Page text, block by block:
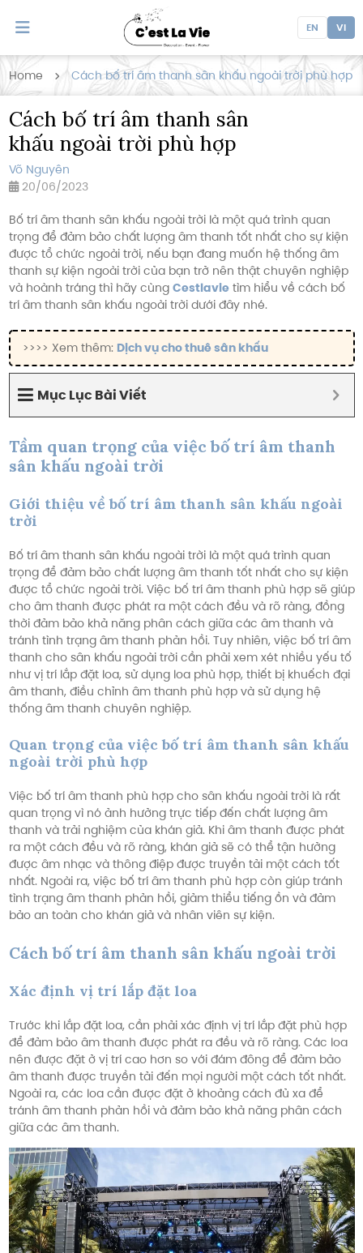
EN VI
Home Cách bố trí âm thanh sân khấu ngoài trời phù hợp
Cách bố trí âm thanh sân
khấu ngoài trời phù hợp
Võ Nguyên
20/06/2023
Bố trí âm thanh sân khấu ngoài trời là một quá trình quan
trọng để đảm bảo chất lượng âm thanh tốt nhất cho sự kiện
được tổ chức ngoài trời, nếu bạn đang muốn hệ thống âm
thanh sự kiện ngoài trời của bạn trở nên thật chuyên nghiệp
và hoành tráng thì hãy cùng Cestlavietìm hiểu về cách bố
trí âm thanh sân khấu ngoài trời dưới đây nhé.
>>>> Xem thêm: Dịch vụ cho thuê sân khấu
Mục Lục Bài Viết
Tầm quan trọng của việc bố trí âm thanh
sân khấu ngoài trời
Giới thiệu về bố trí âm thanh sân khấu ngoài
trời
Bố trí âm thanh sân khấu ngoài trời là một quá trình quan
trọng để đảm bảo chất lượng âm thanh tốt nhất cho sự kiện
được tổ chức ngoài trời. Việc bố trí âm thanh phù hợp sẽ giúp
cho âm thanh được phát ra một cách đều và rõ ràng, đồng
thời đảm bảo khả năng phân cách giữa các âm thanh và
tránh tình trạng âm thanh phản hồi. Tuy nhiên, việc bố trí âm
thanh cho sân khấu ngoài trời cần phải xem xét nhiều yếu tố
như vị trí lắp đặt loa, sử dụng loa phù hợp, thiết bị khuếch đại
âm thanh, điều chỉnh âm thanh phù hợp và sử dụng hệ
thống âm thanh chuyên nghiệp.
Quan trọng của việc bố trí âm thanh sân khấu
ngoài trời phù hợp
Việc bố trí âm thanh phù hợp cho sân khấu ngoài trời là rất
quan trọng vì nó ảnh hưởng trực tiếp đến chất lượng âm
thanh và trải nghiệm của khán giả. Khi âm thanh được phát
ra một cách đều và rõ ràng, khán giả sẽ có thể tận hưởng
được âm nhạc và thông điệp được truyền tải một cách tốt
nhất. Ngoài ra, việc bố trí âm thanh phù hợp còn giúp tránh
tình trạng âm thanh phản hồi, giảm thiểu tiếng ồn và đảm
bảo an toàn cho khán giả và nhân viên sự kiện.
Cách bố trí âm thanh sân khấu ngoài trời
Xác định vị trí lắp đặt loa
Trước khi lắp đặt loa, cần phải xác định vị trí lắp đặt phù hợp
để đảm bảo âm thanh được phát ra đều và rõ ràng. Các loa
nên được đặt ở vị trí cao hơn so với đám đông để đảm bảo
âm thanh được truyền tải đến mọi người một cách tốt nhất.
Ngoài ra, các loa cần được đặt ở khoảng cách đủ xa để
tránh âm thanh phản hồi và đảm bảo khả năng phân cách
giữa các âm thanh.